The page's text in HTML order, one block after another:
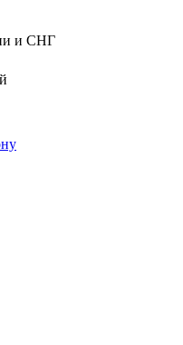
и СНГ